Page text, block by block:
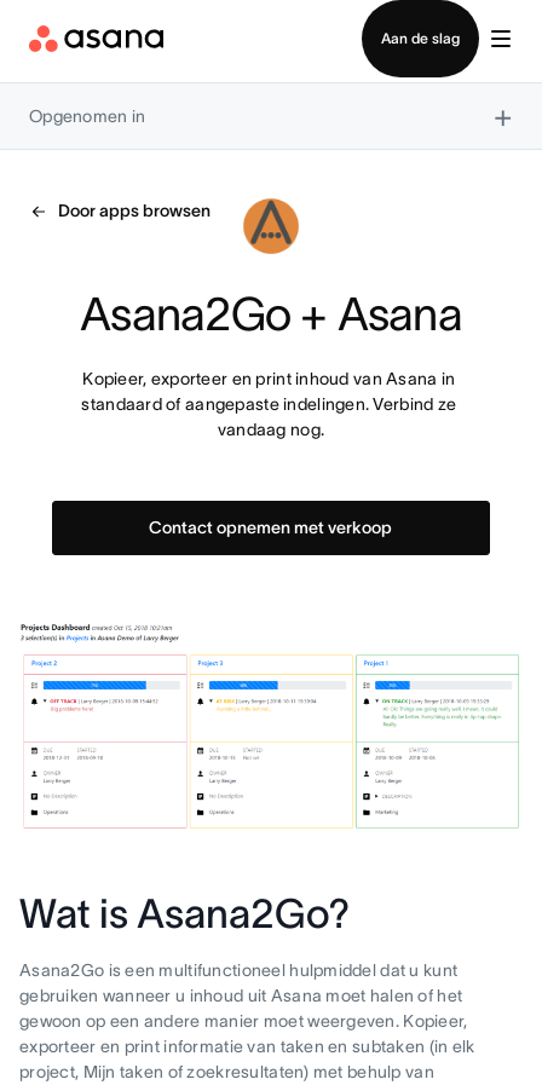
Aan de slag
Contact opnemen met verkoop
Opgenomen in ×
Door apps browsen
Asana2Go + Asana
Kopieer, exporteer en print inhoud van Asana in
standaard of aangepaste indelingen. Verbind ze
vandaag nog.
Contact opnemen met verkoop
Wat is Asana2Go?
Asana2Go is een multifunctioneel hulpmiddel dat u kunt
gebruiken wanneer u inhoud uit Asana moet halen of het
gewoon op een andere manier moet weergeven. Kopieer,
exporteer en print informatie van taken en subtaken (in elk
project, Mijn taken of zoekresultaten) met behulp van